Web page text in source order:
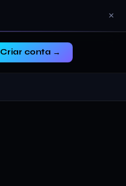
×
Criar conta →